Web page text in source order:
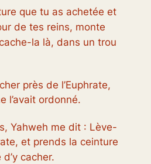
que tu as achetée et
de tes reins, monte
la là, dans un trou
près de l’Euphrate,
l’avait ordonné.
Yahweh me dit : Lève-
et prends la ceinture
cacher.